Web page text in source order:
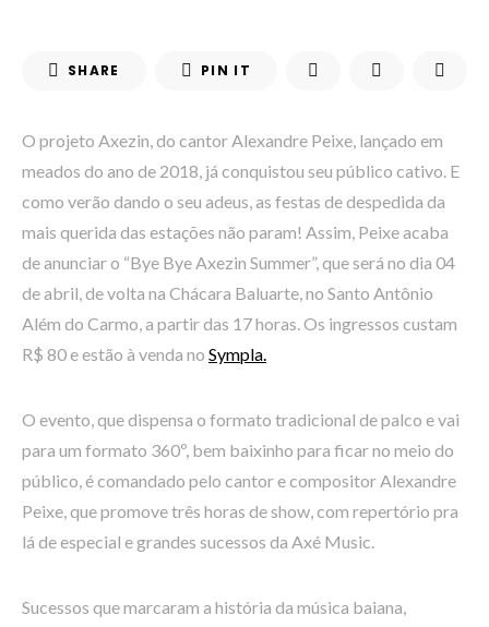
SHARE PIN IT
O projeto Axezin, do cantor Alexandre Peixe, lançado em
meados do ano de 2018, já conquistou seu público cativo. E
como verão dando o seu adeus, as festas de despedida da
mais querida das estações não param! Assim, Peixe acaba
de anunciar o “Bye Bye Axezin Summer”, que será no dia 04
de abril, de volta na Chácara Baluarte, no Santo Antônio
Além do Carmo, a partir das 17 horas. Os ingressos custam
R$ 80 e estão à venda no Sympla.
O evento, que dispensa o formato tradicional de palco e vai
para um formato 360º, bem baixinho para ficar no meio do
público, é comandado pelo cantor e compositor Alexandre
Peixe, que promove três horas de show, com repertório pra
lá de especial e grandes sucessos da Axé Music.
Sucessos que marcaram a história da música baiana,